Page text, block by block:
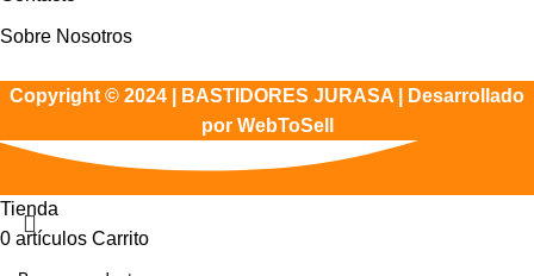
Sobre Nosotros
Copyright © 2024 | BASTIDORES JURASA |
Desarrollado
por WebToSell
Tienda
0 artículos Carrito